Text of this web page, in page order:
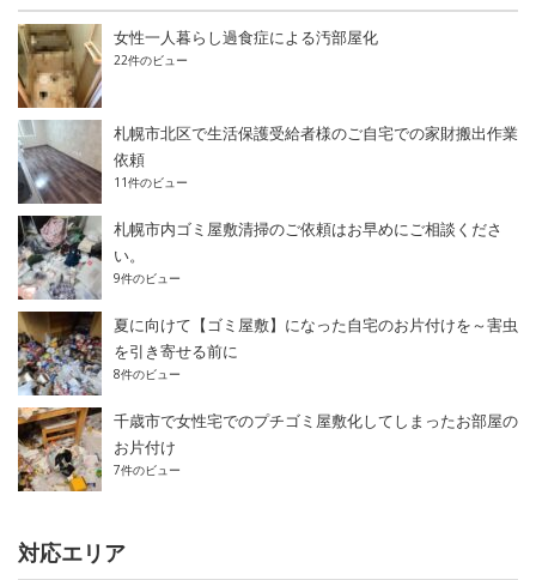
女性一人暮らし過食症による汚部屋化
22件のビュー
札幌市北区で生活保護受給者様のご自宅での家財搬出作業
依頼
11件のビュー
札幌市内ゴミ屋敷清掃のご依頼はお早めにご相談くださ
い。
9件のビュー
夏に向けて【ゴミ屋敷】になった自宅のお片付けを～害虫
を引き寄せる前に
8件のビュー
千歳市で女性宅でのプチゴミ屋敷化してしまったお部屋の
お片付け
7件のビュー
対応エリア